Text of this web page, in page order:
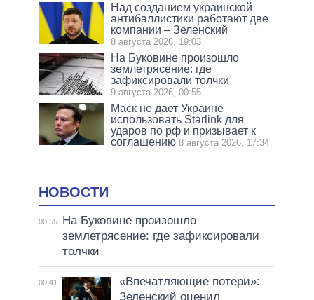
Над созданием украинской
антибаллистики работают две
компании – Зеленский
8 августа 2026, 19:03
На Буковине произошло
землетрясение: где
зафиксировали толчки
9 августа 2026, 00:55
Маск не дает Украине
использовать Starlink для
ударов по рф и призывает к
соглашению 8 августа 2026, 17:34
НОВОСТИ
00:55
На Буковине произошло
землетрясение: где зафиксировали
толчки
00:41
«Впечатляющие потери»:
Зеленский оценил